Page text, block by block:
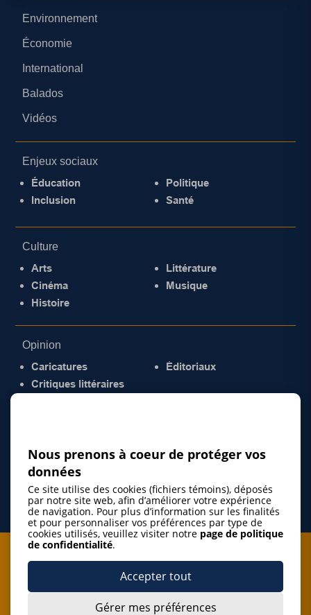
Environnement
Économie
International
Balados
Vidéos
Enjeux sociaux
Éducation
Inclusion
Politique
Santé
Culture
Arts
Cinéma
Histoire
Littérature
Musique
Opinion
Caricatures
Critiques littéraires
Éditoriaux
Je m'abonne à l'infolettre
Nous prenons à coeur de protéger vos
données
Ce site utilise des cookies (fichiers témoins), déposés
par notre site web, afin d’améliorer votre expérience
de navigation. Pour plus d’information sur les finalités
et pour personnaliser vos préférences par type de
cookies utilisés, veuillez visiter notre page de politique
de confidentialité.
Accepter tout
Gérer mes préférences